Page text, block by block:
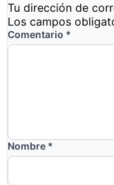
Tu dirección de
Los campos
Comentario *
Nombre *